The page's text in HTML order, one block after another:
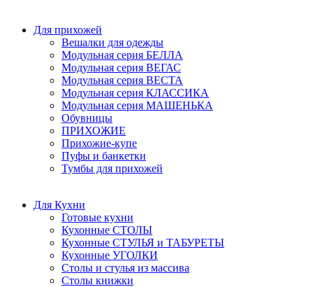
Для прихожей
Вешалки для одежды
Модульная серия БЕЛЛА
Модульная серия ВЕГАС
Модульная серия ВЕСТА
Модульная серия КЛАССИКА
Модульная серия МАШЕНЬКА
Обувницы
ПРИХОЖИЕ
Прихожие-купе
Пуфы и банкетки
Тумбы для прихожей
Для Кухни
Готовые кухни
Кухонные СТОЛЫ
Кухонные СТУЛЬЯ и ТАБУРЕТЫ
Кухонные УГОЛКИ
Столы и стулья из массива
Столы книжки